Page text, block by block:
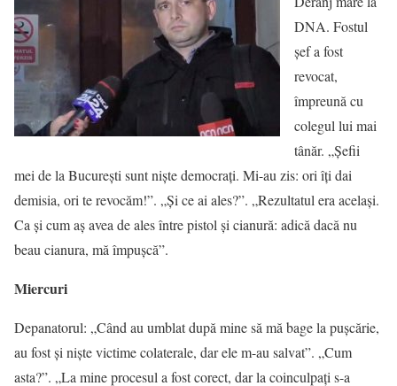
DNA. Fostul
șef a fost
revocat,
împreună cu
colegul lui mai
tânăr. „Șefii
mei de la București sunt niște democrați. Mi-au zis: ori îți dai
demisia, ori te revocăm!”. „Și ce ai ales?”. „Rezultatul era același.
Ca și cum aș avea de ales între pistol și cianură: adică dacă nu
beau cianura, mă împușcă”.
Miercuri
Depanatorul: „Când au umblat după mine să mă bage la pușcărie,
au fost și niște victime colaterale, dar ele m-au salvat”. „Cum
asta?”. „La mine procesul a fost corect, dar la coinculpați s-a